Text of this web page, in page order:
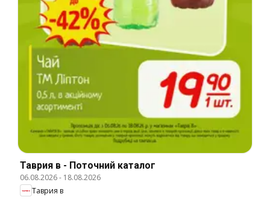
Таврия в - Поточний каталог
06.08.2026- 18.08.2026
Таврия в